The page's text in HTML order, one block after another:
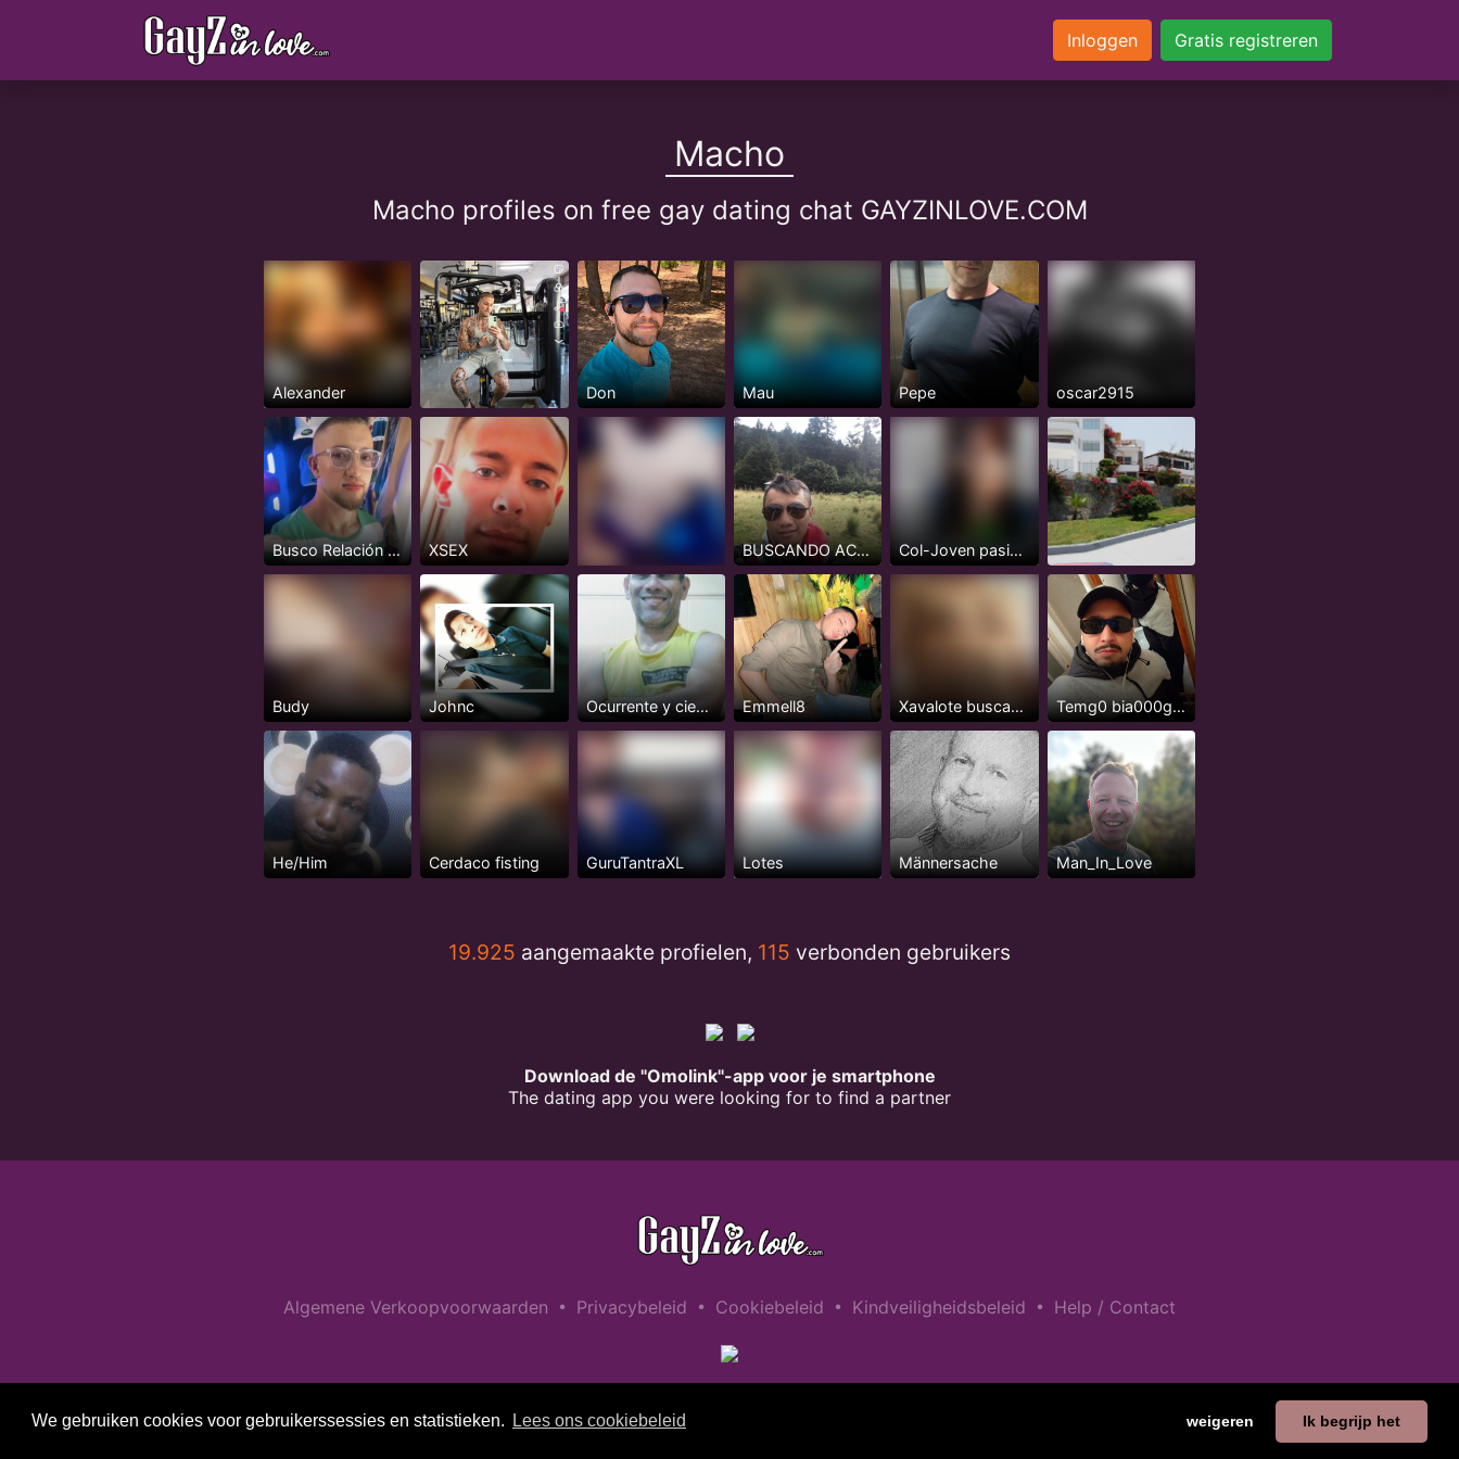
We gebruiken cookies voor gebruikerssessies en statistieken. Lees ons cookiebeleid weigeren Ik begrijp het
Inloggen Gratis registreren
Macho
Macho profiles on free gay dating chat GAYZINLOVE.COM
Alexander Don Mau Pepe oscar2915
Busco Relación Seria y Estable XSEX BUSCANDO ACTIVOS O INTER MAS ACTIVO NADA DE PASIVOS Col-Joven pasivo serio, 24 años
Budy Johnc Ocurrente y cientifico Emmell8 Xavalote buscando que me la coman Temg0 bia000gra entrega a la ben0ta
He/Him Cerdaco fisting GuruTantraXL Lotes Männersache Man_In_Love
19.925 aangemaakte profielen, 115 verbonden gebruikers
Download de "Omolink"-app voor je smartphone
The dating app you were looking for to find a partner
Algemene Verkoopvoorwaarden • Privacybeleid • Cookiebeleid • Kindveiligheidsbeleid • Help / Contact